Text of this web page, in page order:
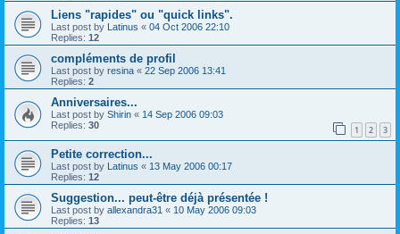
Liens "rapides" ou "quick links".
Last post by Latinus « 04 Oct 2006 22:10
Replies: 12
compléments de profil
Last post by resina « 22 Sep 2006 13:41
Replies: 2
Anniversaires...
Last post by Shirin « 14 Sep 2006 09:03
Replies: 30 1 2 3
Petite correction...
Last post by Latinus « 13 May 2006 00:17
Replies: 12
Suggestion... peut-être déjà présentée !
Last post by allexandra31 « 10 May 2006 09:03
Replies: 13